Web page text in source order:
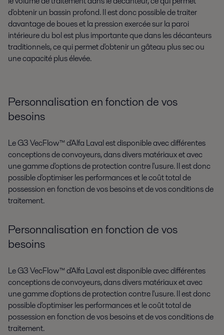
d'obtenir un bassin profond. Il est donc possible de traiter
davantage de boues et la pression exercée sur la paroi
intérieure du bol est plus importante que dans les décanteurs
traditionnels, ce qui permet d'obtenir un gâteau plus sec ou
une capacité plus élevée.
Personnalisation en fonction de vos
besoins
Le G3 VecFlow™ d'Alfa Laval est disponible avec différentes
conceptions de convoyeurs, dans divers matériaux et avec
une gamme d'options de protection contre l'usure. Il est donc
possible d'optimiser les performances et le coût total de
possession en fonction de vos besoins et de vos conditions de
traitement.
Personnalisation en fonction de vos
besoins
Le G3 VecFlow™ d'Alfa Laval est disponible avec différentes
conceptions de convoyeurs, dans divers matériaux et avec
une gamme d'options de protection contre l'usure. Il est donc
possible d'optimiser les performances et le coût total de
possession en fonction de vos besoins et de vos conditions de
traitement.